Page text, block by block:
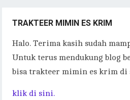
TRAKTEER MIMIN ES KRIM
Halo. Terima kasih sudah
Untuk terus mendukung blog
bisa trakteer mimin es krim
klik di sini.